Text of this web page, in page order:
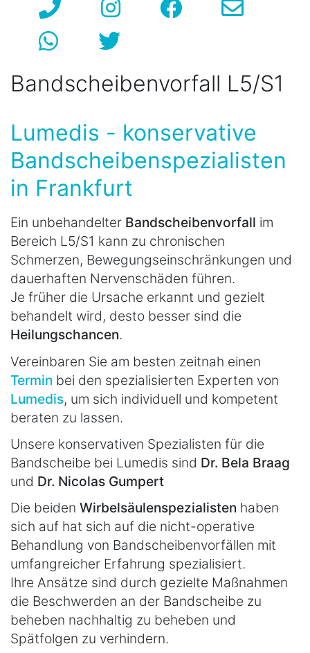
Bandscheibenvorfall L5/S1
Lumedis - konservative
Bandscheibenspezialisten
in Frankfurt
Ein unbehandelter Bandscheibenvorfall im
Bereich L5/S1 kann zu chronischen
Schmerzen, Bewegungseinschränkungen und
dauerhaften Nervenschäden führen.
Je früher die Ursache erkannt und gezielt
behandelt wird, desto besser sind die
Heilungschancen.
Vereinbaren Sie am besten zeitnah einen
Termin bei den spezialisierten Experten von
Lumedis, um sich individuell und kompetent
beraten zu lassen.
Unsere konservativen Spezialisten für die
Bandscheibe bei Lumedis sind Dr. Bela Braag
und Dr. Nicolas Gumpert
Die beiden Wirbelsäulenspezialisten haben
sich auf hat sich auf die nicht-operative
Behandlung von Bandscheibenvorfällen mit
umfangreicher Erfahrung spezialisiert.
Ihre Ansätze sind durch gezielte Maßnahmen
die Beschwerden an der Bandscheibe zu
beheben nachhaltig zu beheben und
Spätfolgen zu verhindern.